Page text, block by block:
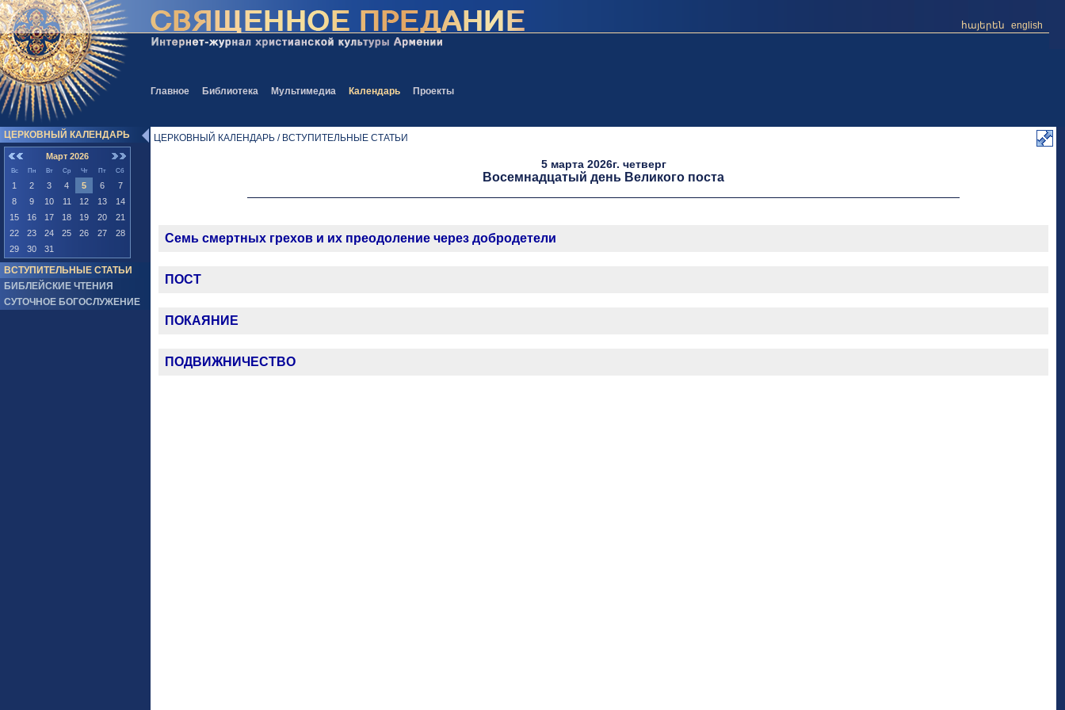
Главное Библиотека Мультимедиа Календарь Проекты
հայերեն english
ЦЕРКОВНЫЙ КАЛЕНДАРЬ
Март 2026
Вс Пн Вт Ср Чт Пт Сб
1 2 3 4 5 6
7
8
9 10 11 12 13
14
15
16 17 18 19 20
21
22
23 24 25 26 27
28
29
30 31
ВСТУПИТЕЛЬНЫЕ СТАТЬИ
БИБЛЕЙСКИЕ ЧТЕНИЯ
СУТОЧНОЕ БОГОСЛУЖЕНИЕ
ЦЕРКОВНЫЙ КАЛЕНДАРЬ / ВСТУПИТЕЛЬНЫЕ СТАТЬИ
5 марта 2026г. четверг
Восемнадцатый день Великого поста
Семь смертных грехов и их преодоление через добродетели
ПОСТ
ПОКАЯНИЕ
ПОДВИЖНИЧЕСТВО